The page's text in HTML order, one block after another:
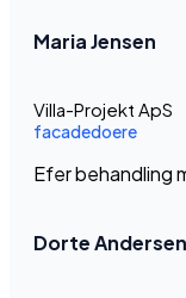
Maria Jensen
Villa-Projekt ApS
facadedoere
Efer behandling
Dorte Andersen